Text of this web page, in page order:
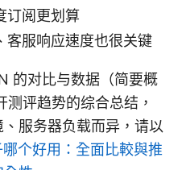
订阅更划算
客服响应速度也很关键
的对比与数据（简要概
评趋势的综合总结，
服务器负载而异，请以
哪个好用：全面比較與推